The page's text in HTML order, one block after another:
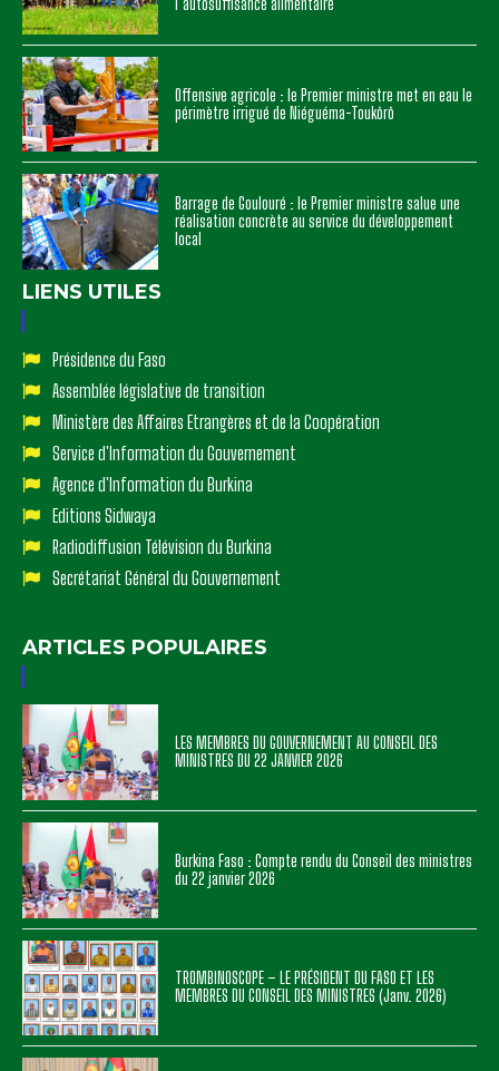
l’autosuffisance alimentaire
Offensive agricole : le Premier ministre met en eau le
périmètre irrigué de Niéguéma-Toukôrô
Barrage de Goulouré : le Premier ministre salue une
réalisation concrète au service du développement
local
LIENS UTILES
Présidence du Faso
Assemblée législative de transition
Ministère des Affaires Etrangères et de la Coopération
Service d'Information du Gouvernement
Agence d'Information du Burkina
Editions Sidwaya
Radiodiffusion Télévision du Burkina
Secrétariat Général du Gouvernement
ARTICLES POPULAIRES
LES MEMBRES DU GOUVERNEMENT AU CONSEIL DES
MINISTRES DU 22 JANVIER 2026
Burkina Faso : Compte rendu du Conseil des ministres
du 22 janvier 2026
TROMBINOSCOPE – LE PRÉSIDENT DU FASO ET LES
MEMBRES DU CONSEIL DES MINISTRES (Janv. 2026)